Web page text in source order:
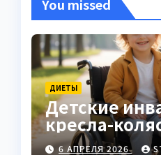
You missed
ДИЕТЫ
Детские
кресла-
ручным
6 АПРЕЛЯ 2026